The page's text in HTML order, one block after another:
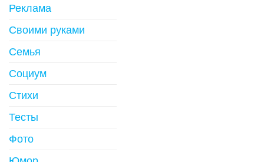
Реклама
Своими руками
Семья
Социум
Стихи
Тесты
Фото